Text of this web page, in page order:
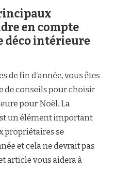
en compte
déco intérieure
de fin d’année, vous êtes
de conseils pour choisir
pour Noël. La
un élément important
propriétaires se
et cela ne devrait pas
article vous aidera à